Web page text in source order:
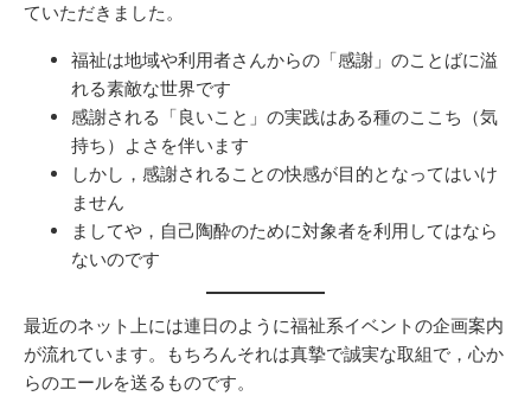
ていただきました。
福祉は地域や利用者さんからの「感謝」のことばに溢
れる素敵な世界です
感謝される「良いこと」の実践はある種のここち（気
持ち）よさを伴います
しかし，感謝されることの快感が目的となってはいけ
ません
ましてや，自己陶酔のために対象者を利用してはなら
ないのです
最近のネット上には連日のように福祉系イベントの企画案内
が流れています。もちろんそれは真摯で誠実な取組で，心か
らのエールを送るものです。